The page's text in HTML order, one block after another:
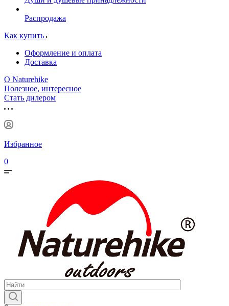
Распродажа
Как купить
Оформление и оплата
Доставка
О Naturehike
Полезное, интересное
Стать дилером
Избранное
0